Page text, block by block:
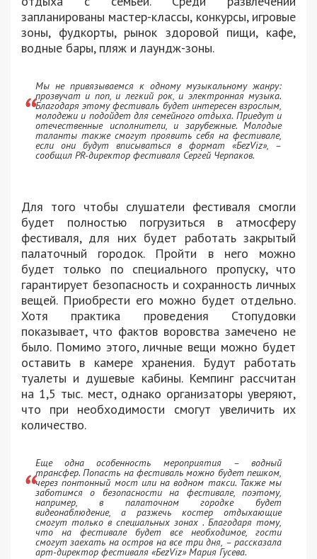
запланированы мастер-классы, конкурсы, игровые
зоны, фудкорты, рынок здоровой пищи, кафе,
водные бары, пляж и лаундж-зоны.
Мы не привязываемся к одному музыкальному жанру:
прозвучат и поп, и легкий рок, и электронная музыка.
Благодаря этому фестиваль будет интересен взрослым,
молодежи и подойдет для семейного отдыха. Приедут и
отечественные исполнители, и зарубежные. Молодые
таланты также смогут проявить себя на фестивале,
если они будут вписываться в формат «БеzViz», –
сообщил PR-директор фестиваля Сергей Черпаков.
Для того чтобы слушатели фестиваля смогли
будет полностью погрузиться в атмосферу
фестиваля, для них будет работать закрытый
палаточный городок. Пройти в него можно
будет только по специального пропуску, что
гарантирует безопасность и сохранность личных
вещей. Приобрести его можно будет отдельно.
Хотя практика проведения Стопудовки
показывает, что фактов воровства замечено не
было. Помимо этого, личные вещи можно будет
оставить в камере хранения. Будут работать
туалеты и душевые кабины. Кемпинг рассчитан
на 1,5 тыс. мест, однако организаторы уверяют,
что при необходимости смогут увеличить их
количество.
Еще одна особенность мероприятия – водный
трансфер. Попасть на фестиваль можно будет пешком,
через понтонный мост или на водном такси. Также мы
заботимся о безопасности на фестивале, поэтому,
например, в палаточном городке будет
видеонаблюдение, а разжечь костер отдыхающие
смогут только в специальных зонах . Благодаря тому,
что на фестивале будет все необходимое, гости
смогут заехать на остров на все три дня, – рассказала
арт-директор фестиваля «БеzViz» Мария Гусева.